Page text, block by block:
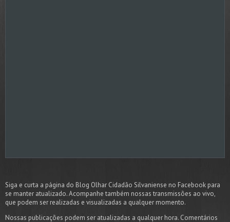
Siga e curta a página do Blog Olhar Cidadão Silvaniense no Facebook para
se manter atualizado. Acompanhe também nossas transmissões ao vivo,
que podem ser realizadas e visualizadas a qualquer momento.
Nossas publicações podem ser atualizadas a qualquer hora. Comentários